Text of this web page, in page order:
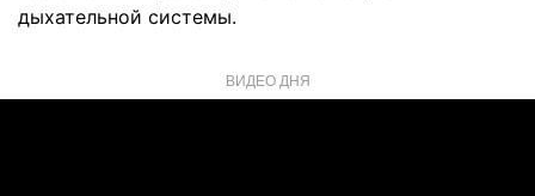
дыхательной системы.
ВИДЕО ДНЯ